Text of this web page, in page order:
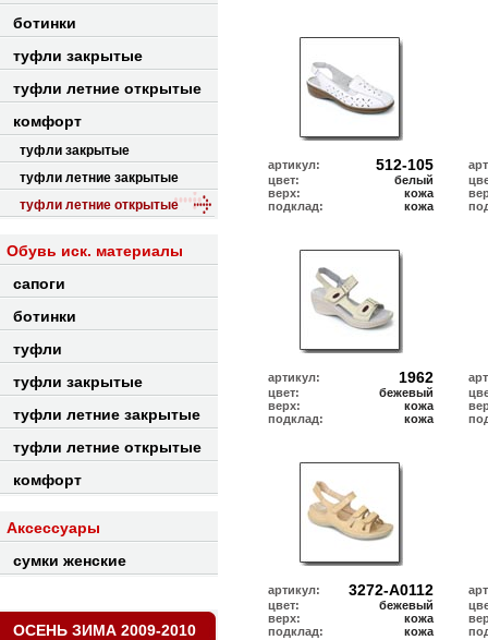
ботинки
туфли закрытые
туфли летние открытые
комфорт
туфли закрытые
туфли летние закрытые
туфли летние открытые
Обувь иск. материалы
сапоги
ботинки
туфли
туфли закрытые
туфли летние закрытые
туфли летние открытые
комфорт
Аксессуары
сумки женские
ОСЕНЬ ЗИМА 2009-2010
артикул: 512-105
цвет:
белый
верх:
кожа
подклад:
кожа
артикул: 1962
цвет:
бежевый
верх:
кожа
подклад:
кожа
артикул: 3272-A0112
цвет:
бежевый
верх:
кожа
подклад:
кожа